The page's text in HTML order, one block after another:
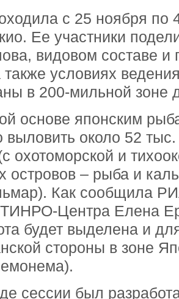
с 25 ноября по
Ее участники
видовом составе
также условиях
в 200-мильной зоне
основе японским
выловить около 52
охотоморской и
островов – рыба и
Как сообщила
ТИНРО-Центра Елена
будет выделена и
стороны в зоне
сессии был